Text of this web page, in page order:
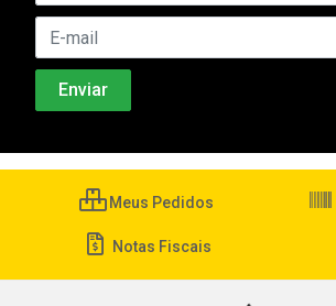
Meus Pedidos
Notas Fiscais